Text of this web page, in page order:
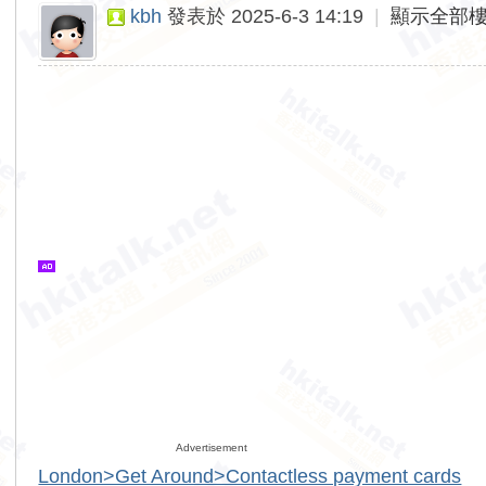
kbh 發表於 2025-6-3 14:19 顯示全部
Advertisement
London>Get Around>Contactless payment cards